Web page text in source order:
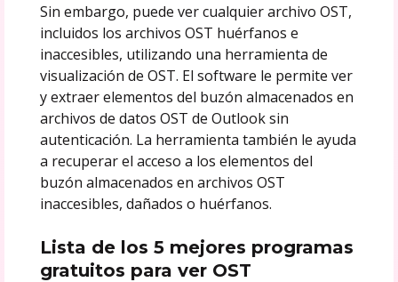
Sin embargo, puede ver cualquier archivo OST,
incluidos los archivos OST huérfanos e
inaccesibles, utilizando una herramienta de
visualización de OST. El software le permite ver
y extraer elementos del buzón almacenados en
archivos de datos OST de Outlook sin
autenticación. La herramienta también le ayuda
a recuperar el acceso a los elementos del
buzón almacenados en archivos OST
inaccesibles, dañados o huérfanos.
Lista de los 5 mejores programas
gratuitos para ver OST